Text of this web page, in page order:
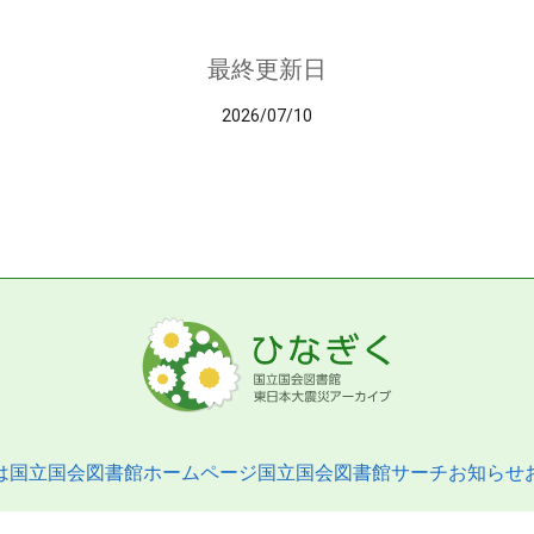
最終更新日
2026/07/10
国立国会図書館ホームページ国立国会図書館サーチお知らせ